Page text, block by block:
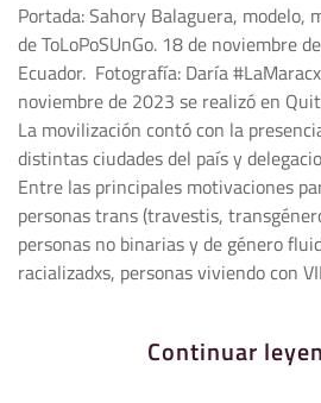
Portada: Sahory Balaguera,
de ToLoPoSUnGo. 18 de noviembre
Ecuador. Fotografía: Daría
noviembre de 2023 se realizó en
La movilización contó con la
distintas ciudades del país y
Entre las principales motivaciones
personas trans (travestis,
personas no binarias y de género
racializadxs, personas viviendo con
Continuar